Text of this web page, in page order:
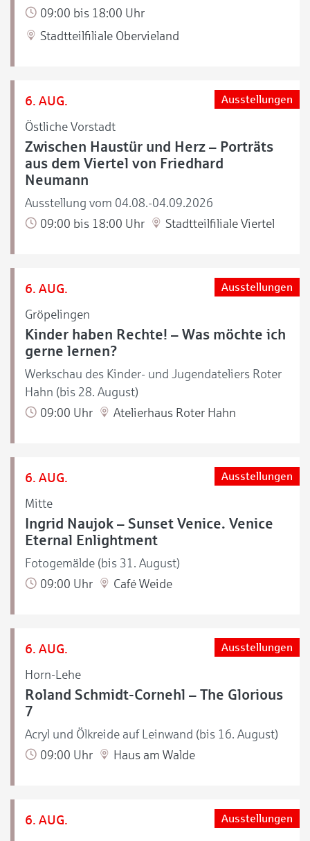
09:00 bis 18:00 Uhr
Stadtteilfiliale Obervieland
6. AUG.
Östliche Vorstadt
Ausstellungen
Zwischen Haustür und Herz – Porträts
aus dem Viertel von Friedhard
Neumann
Ausstellung vom 04.08.-04.09.2026
09:00 bis 18:00 Uhr
Stadtteilfiliale Viertel
6. AUG.
Gröpelingen
Ausstellungen
Kinder haben Rechte! – Was möchte ich
gerne lernen?
Werkschau des Kinder- und Jugendateliers Roter
Hahn (bis 28. August)
09:00 Uhr
Atelierhaus Roter Hahn
6. AUG.
Mitte
Ausstellungen
Ingrid Naujok – Sunset Venice. Venice
Eternal Enlightment
Fotogemälde (bis 31. August)
09:00 Uhr
Café Weide
6. AUG.
Horn-Lehe
Ausstellungen
Roland Schmidt-Cornehl – The Glorious
7
Acryl und Ölkreide auf Leinwand (bis 16. August)
09:00 Uhr
Haus am Walde
6. AUG. Ausstellungen